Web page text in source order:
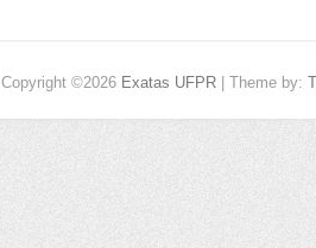
Copyright ©2026 Exatas UFPR | Theme by: